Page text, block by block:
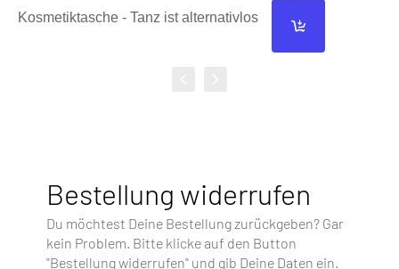
Kosmetiktasche - Tanz ist alternativlos
Bestellung widerrufen
Du möchtest Deine Bestellung zurückgeben? Gar
kein Problem. Bitte klicke auf den Button
"Bestellung widerrufen" und gib Deine Daten ein.